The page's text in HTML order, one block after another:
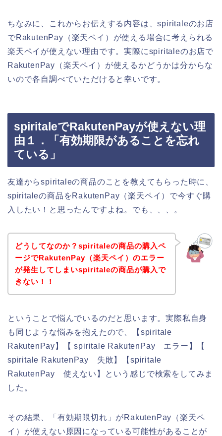
ちなみに、これからお伝えする内容は、spiritaleのお店
でRakutenPay（楽天ペイ）が使える場合に考えられる
楽天ペイが使えない理由です。実際にspiritaleのお店で
RakutenPay（楽天ペイ）が使えるかどうかは分からな
いので各自調べていただけると幸いです。
spiritaleでRakutenPayが使えない理
由１．「有効期限があることを忘れ
ている」
友達からspiritaleの商品のことを教えてもらった時に、
spiritaleの商品をRakutenPay（楽天ペイ）で今すぐ購
入したい！と思ったんですよね。でも、、、。
どうしてなのか？spiritaleの商品の購入ペ
ージでRakutenPay（楽天ペイ）のエラー
が発生してしまいspiritaleの商品が購入で
きない！！
ということで悩んでいるのだと思います。実際私自身
も同じような悩みを抱えたので、【spiritale
RakutenPay】【 spiritale RakutenPay エラー】【
spiritale RakutenPay 失敗】【spiritale
RakutenPay 使えない】という感じで検索をしてみま
した。
その結果、「有効期限切れ」がRakutenPay（楽天ペ
イ）が使えない原因になっている可能性があることが